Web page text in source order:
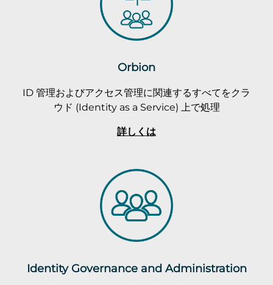
Orbion
ID 管理およびアクセス管理に関連するすべてをクラ
ウド (Identity as a Service) 上で処理
詳しくは
Identity Governance and Administration